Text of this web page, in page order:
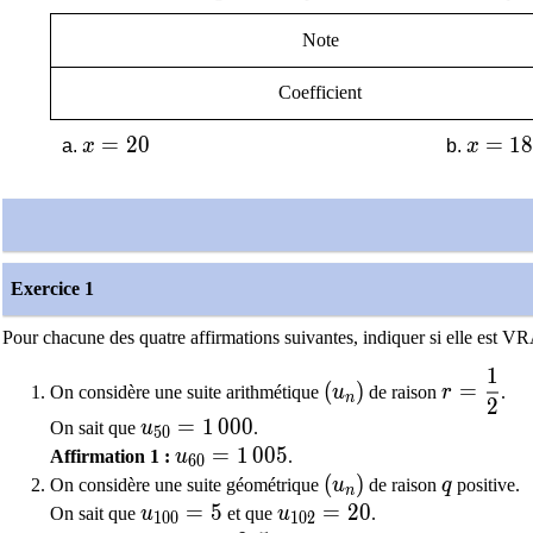
Note
Coefficient
x=20
x = 20 x=18
x = 18
Exercice 1
Pour chacune des quatre affirmations suivantes, indiquer si elle est
On considère une suite arithmétique \left(u_{n}\right)
(un) de raison r =
2
1
.
On sait que u_{50}= 1\,000
u50 = 1 000.
Affirmation 1 : u_{60}= 1\,005
u60 = 1 005.
On considère une suite géométrique \left(u_{n}\right)
(un) de raison q
qpositive.
On sait que u_{100}=5
u100 = 5 et que u_{102}=20
u102 = 20.